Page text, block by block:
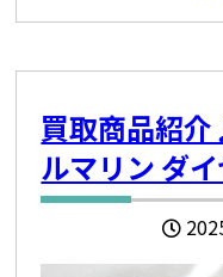
買取商品紹
ルマリン ダイ